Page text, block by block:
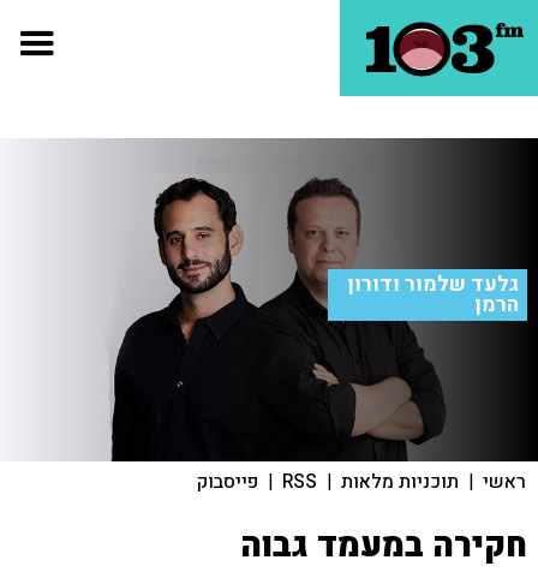
גלעד שלמור ודורון
הרמן
ראשי | תוכניות מלאות |
RSS
| פייסבוק
חקירה במעמד גבוה